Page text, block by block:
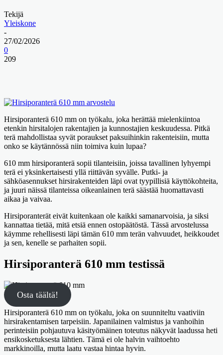
Tekijä
Yleiskone
-
27/02/2026
0
209
Hirsiporanterä 610 mm on työkalu, joka herättää mielenkiintoa
etenkin hirsitalojen rakentajien ja kunnostajien keskuudessa. Pitkä
terä mahdollistaa syvät poraukset paksuihinkin rakenteisiin, mutta
onko se käytännössä niin toimiva kuin lupaa?
610 mm hirsiporanterä sopii tilanteisiin, joissa tavallinen lyhyempi
terä ei yksinkertaisesti yllä riittävän syvälle. Putki- ja
sähköasennukset hirsirakenteiden läpi ovat tyypillisiä käyttökohteita,
ja juuri näissä tilanteissa oikeanlainen terä säästää huomattavasti
aikaa ja vaivaa.
Hirsiporanterät eivät kuitenkaan ole kaikki samanarvoisia, ja siksi
kannattaa tietää, mitä etsiä ennen ostopäätöstä. Tässä arvostelussa
käymme rehellisesti läpi tämän 610 mm terän vahvuudet, heikkoudet
ja sen, kenelle se parhaiten sopii.
Hirsiporanterä 610 mm testissä
Osta täältä!
Hirsiporanterä 610 mm on työkalu, joka on suunniteltu vaativiin
hirsirakentamisen tarpeisiin. Japanilainen valmistus ja vanhoihin
perinteisiin pohjautuva käsityömäinen toteutus näkyvät laadussa heti
ensikosketuksesta lähtien. Tämä ei ole halvin vaihtoehto
markkinoilla, mutta laatu vastaa hintaa hyvin.